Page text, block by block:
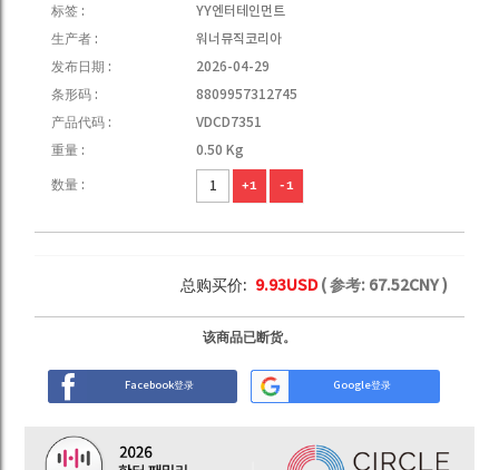
标签 :
YY엔터테인먼트
生产者 :
워너뮤직코리아
发布日期 :
2026-04-29
条形码 :
8809957312745
产品代码 :
VDCD7351
重量 :
0.50 Kg
数量 : +1 -1
总购买价: 9.93USD( 参考: 67.52CNY )
该商品已断货。
Facebook登录 Google登录